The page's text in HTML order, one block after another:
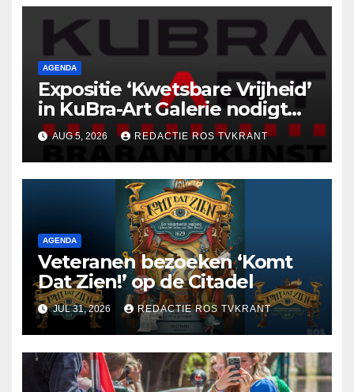
AGENDA
Expositie ‘Kwetsbare Vrijheid’
in KuBra-Art Galerie nodigt
uit tot ontmoeting en
reflectie
AUG 5, 2026 REDACTIE ROS TVKRANT
AGENDA
Veteranen bezoeken ‘Komt
Dat Zien!’ op de Citadel
JUL 31, 2026 REDACTIE ROS TVKRANT